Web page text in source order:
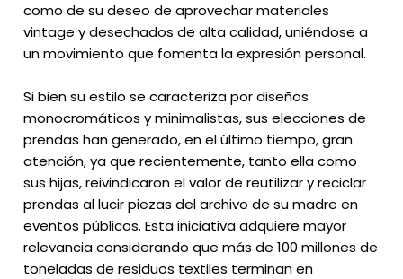
como de su deseo de aprovechar materiales
vintage y desechados de alta calidad, uniéndose a
un movimiento que fomenta la expresión personal.
Si bien su estilo se caracteriza por diseños
monocromáticos y minimalistas, sus elecciones de
prendas han generado, en el último tiempo, gran
atención, ya que recientemente, tanto ella como
sus hijas, reivindicaron el valor de reutilizar y reciclar
prendas al lucir piezas del archivo de su madre en
eventos públicos. Esta iniciativa adquiere mayor
relevancia considerando que más de 100 millones de
toneladas de residuos textiles terminan en